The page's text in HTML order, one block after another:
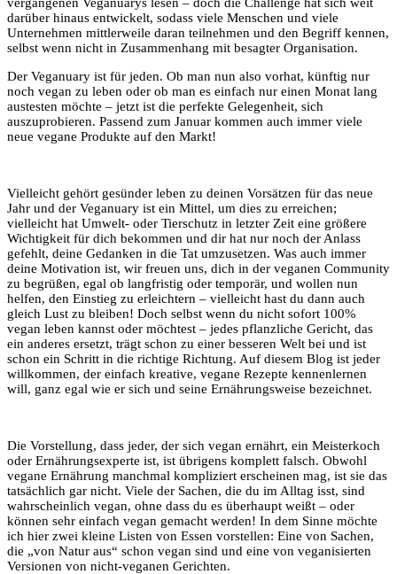
darüber hinaus entwickelt, sodass viele Menschen und viele
Unternehmen mittlerweile daran teilnehmen und den Begriff kennen,
selbst wenn nicht in Zusammenhang mit besagter Organisation.
Der Veganuary ist für jeden. Ob man nun also vorhat, künftig nur
noch vegan zu leben oder ob man es einfach nur einen Monat lang
austesten möchte – jetzt ist die perfekte Gelegenheit, sich
auszuprobieren. Passend zum Januar kommen auch immer viele
neue vegane Produkte auf den Markt!
Vielleicht gehört gesünder leben zu deinen Vorsätzen für das neue
Jahr und der Veganuary ist ein Mittel, um dies zu erreichen;
vielleicht hat Umwelt- oder Tierschutz in letzter Zeit eine größere
Wichtigkeit für dich bekommen und dir hat nur noch der Anlass
gefehlt, deine Gedanken in die Tat umzusetzen. Was auch immer
deine Motivation ist, wir freuen uns, dich in der veganen Community
zu begrüßen, egal ob langfristig oder temporär, und wollen nun
helfen, den Einstieg zu erleichtern – vielleicht hast du dann auch
gleich Lust zu bleiben! Doch selbst wenn du nicht sofort 100%
vegan leben kannst oder möchtest – jedes pflanzliche Gericht, das
ein anderes ersetzt, trägt schon zu einer besseren Welt bei und ist
schon ein Schritt in die richtige Richtung. Auf diesem Blog ist jeder
willkommen, der einfach kreative, vegane Rezepte kennenlernen
will, ganz egal wie er sich und seine Ernährungsweise bezeichnet.
Die Vorstellung, dass jeder, der sich vegan ernährt, ein Meisterkoch
oder Ernährungsexperte ist, ist übrigens komplett falsch. Obwohl
vegane Ernährung manchmal kompliziert erscheinen mag, ist sie das
tatsächlich gar nicht. Viele der Sachen, die du im Alltag isst, sind
wahrscheinlich vegan, ohne dass du es überhaupt weißt – oder
können sehr einfach vegan gemacht werden! In dem Sinne möchte
ich hier zwei kleine Listen von Essen vorstellen: Eine von Sachen,
die „von Natur aus“ schon vegan sind und eine von veganisierten
Versionen von nicht-veganen Gerichten.